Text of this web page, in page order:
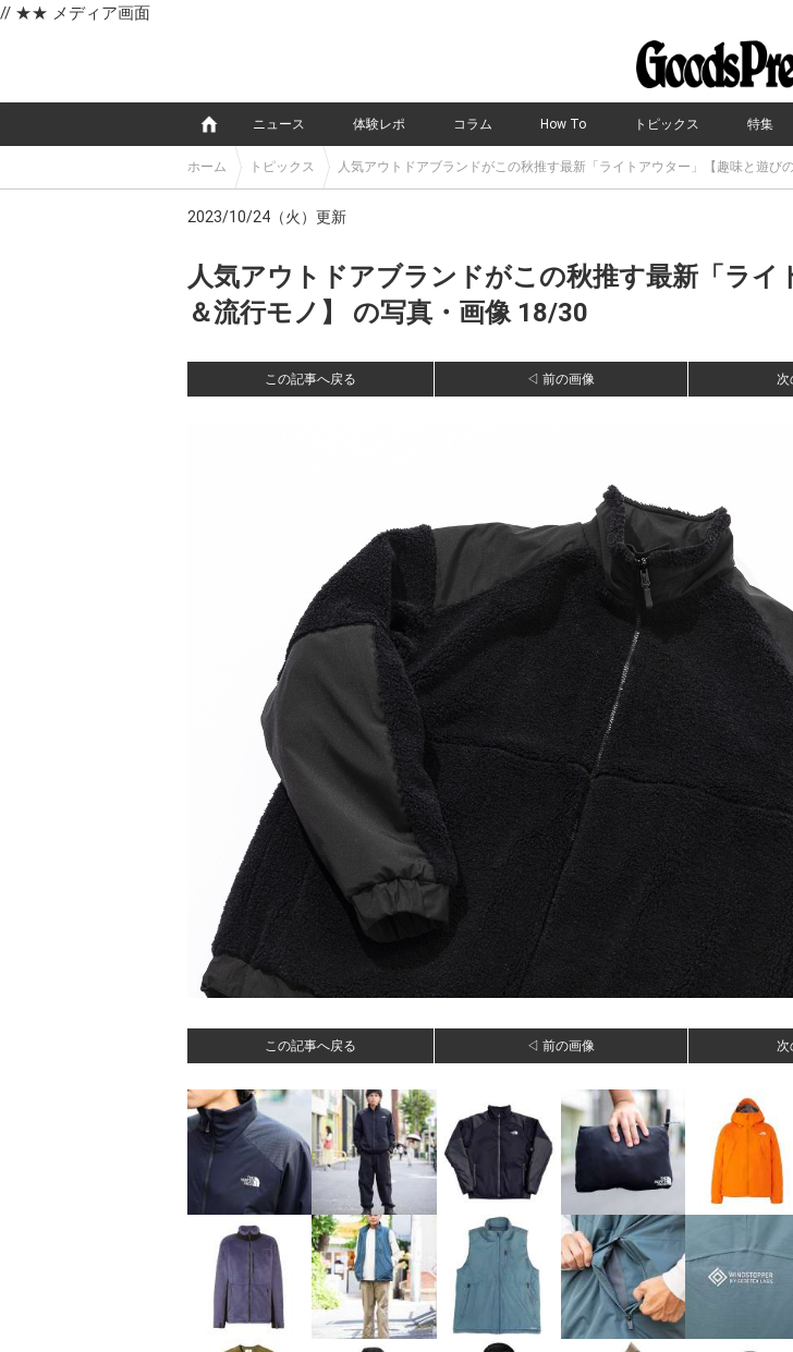
// ★★ メディア画面
ニュース 体験レポ コラム How To トピックス 特集
ホーム トピックス 人気アウトドアブランドがこの秋推す最新「ライトアウター」【趣味と遊び
2023/10/24（火）更新
人気アウトドアブランドがこの秋推す最新「ライ
＆流行モノ】 の写真・画像 18/30
この記事へ戻る ◁ 前の画像
この記事へ戻る ◁ 前の画像